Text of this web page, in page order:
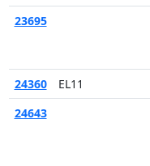
23695
24360 EL11
24643